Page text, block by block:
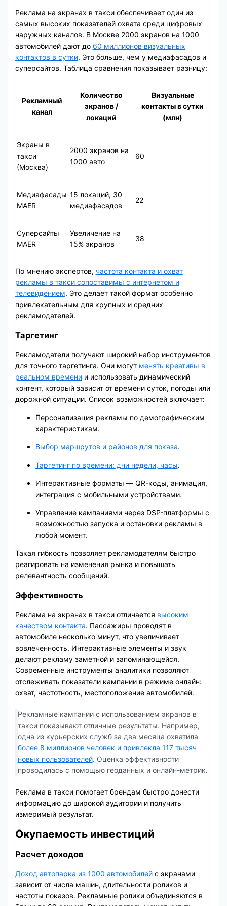
Реклама на экранах в такси обеспечивает один из
самых высоких показателей охвата среди цифровых
наружных каналов. В Москве 2000 экранов на 1000
автомобилей дают до 60 миллионов визуальных
контактов в сутки. Это больше, чем у медиафасадов и
суперсайтов. Таблица сравнения показывает разницу:
Рекламный
канал
Количество
экранов /
локаций
Визуальные
контакты в сутки
(млн)
Экраны в
такси
(Москва)
2000 экранов на
1000 авто
60
Медиафасады
MAER
15 локаций, 30
медиафасадов
22
Суперсайты
MAER
Увеличение на
15% экранов
38
По мнению экспертов, частота контакта и охват
рекламы в такси сопоставимы с интернетом и
телевидением. Это делает такой формат особенно
привлекательным для крупных и средних
рекламодателей.
Таргетинг
Рекламодатели получают широкий набор инструментов
для точного таргетинга. Они могут менять креативы в
реальном времении использовать динамический
контент, который зависит от времени суток, погоды или
дорожной ситуации. Список возможностей включает:
Персонализация рекламы по демографическим
характеристикам.
Выбор маршрутов и районов для показа.
Таргетинг по времени: дни недели, часы.
Интерактивные форматы — QR-коды, анимация,
интеграция с мобильными устройствами.
Управление кампаниями через DSP-платформы с
возможностью запуска и остановки рекламы в
любой момент.
Такая гибкость позволяет рекламодателям быстро
реагировать на изменения рынка и повышать
релевантность сообщений.
Эффективность
Реклама на экранах в такси отличается высоким
качеством контакта. Пассажиры проводят в
автомобиле несколько минут, что увеличивает
вовлеченность. Интерактивные элементы и звук
делают рекламу заметной и запоминающейся.
Современные инструменты аналитики позволяют
отслеживать показатели кампании в режиме онлайн:
охват, частотность, местоположение автомобилей.
Рекламные кампании с использованием экранов в
такси показывают отличные результаты. Например,
одна из курьерских служб за два месяца охватила
более 8 миллионов человек и привлекла 117 тысяч
новых пользователей. Оценка эффективности
проводилась с помощью геоданных и онлайн-метрик.
Реклама в такси помогает брендам быстро донести
информацию до широкой аудитории и получить
измеримый результат.
Окупаемость инвестиций
Расчет доходов
Доход автопарка из 1000 автомобилейс экранами
зависит от числа машин, длительности роликов и
частоты показов. Рекламные ролики объединяются в